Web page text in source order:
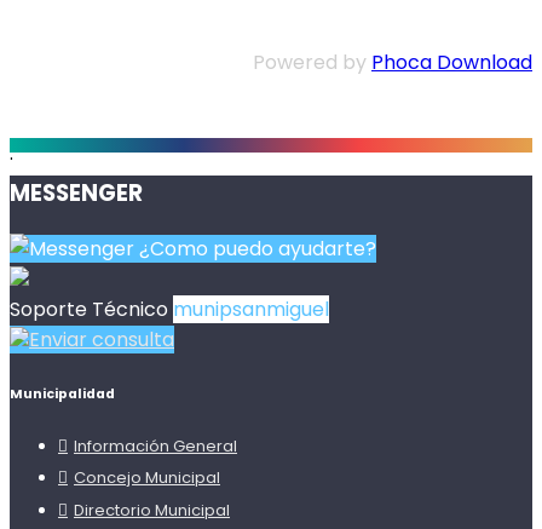
Powered by Phoca Download
.
MESSENGER
¿Como puedo ayudarte?
Soporte Técnico munipsanmiguel
Enviar consulta
Municipalidad
Información General
Concejo Municipal
Directorio Municipal